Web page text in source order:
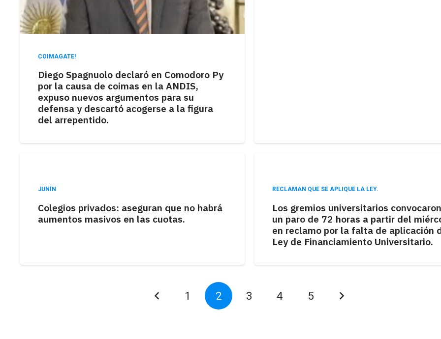
COIMAGATE!
Diego Spagnuolo declaró en Comodoro Py
por la causa de coimas en la ANDIS,
expuso nuevos argumentos para su
defensa y descartó acogerse a la figura
del arrepentido.
JUNÍN
Colegios privados: aseguran que no habrá
aumentos masivos en las cuotas.
RECLAMAN QUE SE APLIQUE LA LEY.
Los gremios universitarios
un paro de 72 horas a partir del
en reclamo por la falta de aplicación
Ley de Financiamiento Universitario.
1 2 3 4 5